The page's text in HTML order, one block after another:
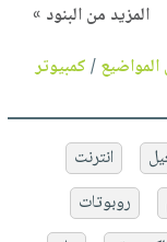
المزيد من البنود »
/كمبيوتر
انترنت
روبوتات